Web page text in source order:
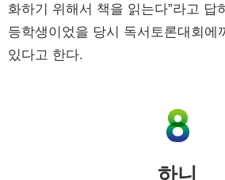
화하기 위해서 책을 읽는다”라고 답
등학생이었을 당시 독서토론대회에
있다고 한다.
하니